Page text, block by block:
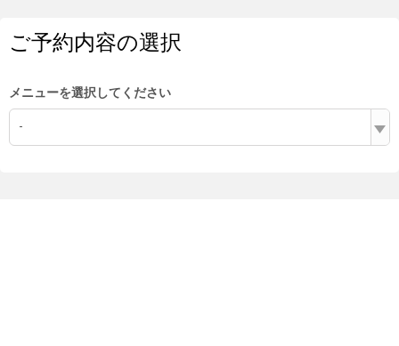
ご予約内容の選択
メニューを選択してください
-